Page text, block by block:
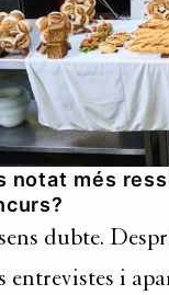
notat més
dubte.
entrevistes i